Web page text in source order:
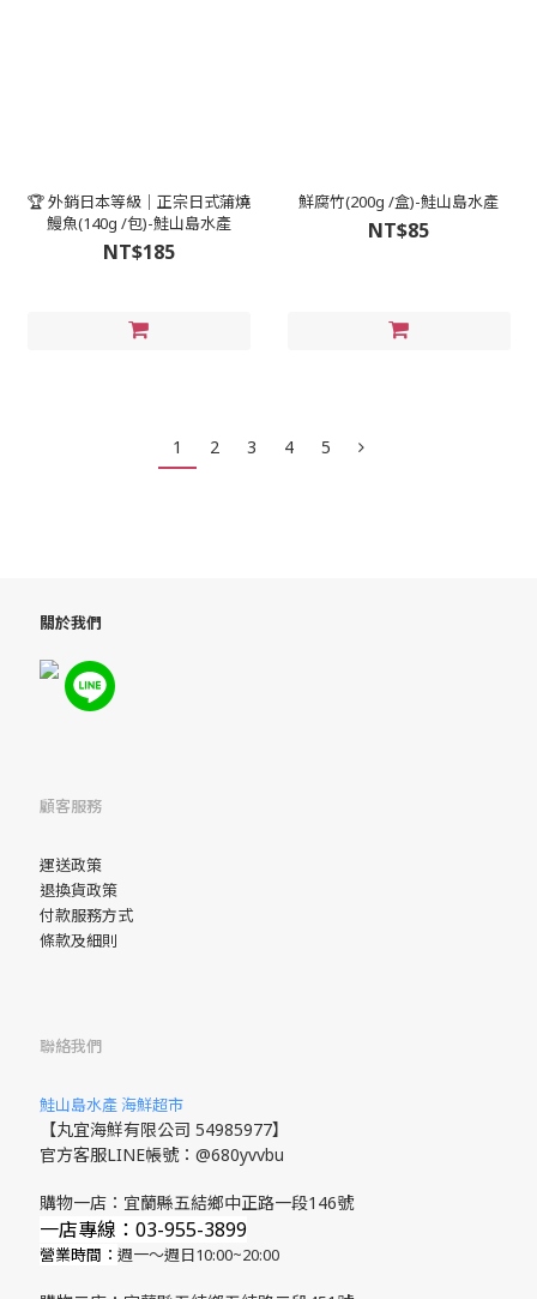
🏆 外銷日本等級｜正宗日式蒲燒
鰻魚(140g /包)-鮭山島水產
NT$185
鮮腐竹(200g /盒)-鮭山島水產
NT$85
1 2 3 4 5
關於我們
顧客服務
運送政策
退換貨政策
付款服務方式
條款及細則
聯絡我們
鮭山島水產 海鮮超市
【丸宜海鮮有限公司 54985977】
官方客服LINE帳號：@680yvvbu
購物一店：宜蘭縣五結鄉中正路一段146號
一店專線：03-955-3899
營業時間： 週一～週日10:00~20:00